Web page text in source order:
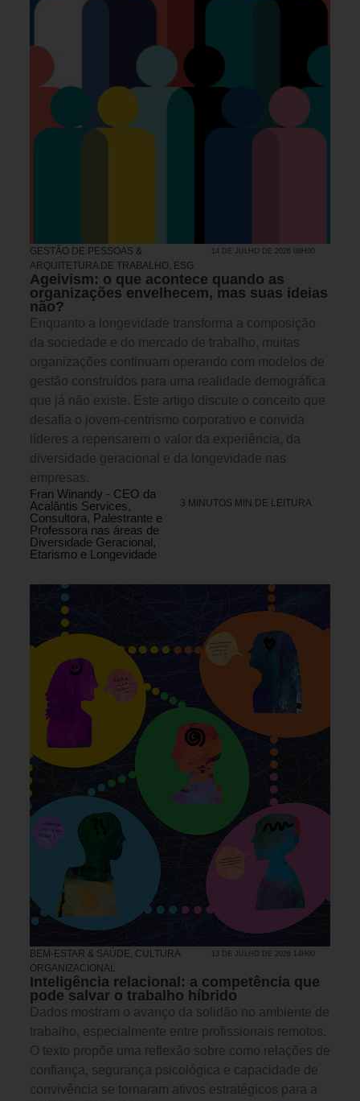
GESTÃO DE PESSOAS &
ARQUITETURA DE TRABALHO, ESG
14 DE JULHO DE 2026 08H00
Ageivism: o que acontece quando as
organizações envelhecem, mas suas ideias
não?
Enquanto a longevidade transforma a composição
da sociedade e do mercado de trabalho, muitas
organizações continuam operando com modelos de
gestão construídos para uma realidade demográfica
que já não existe. Este artigo discute o conceito que
desafia o jovem-centrismo corporativo e convida
líderes a repensarem o valor da experiência, da
diversidade geracional e da longevidade nas
empresas.
Fran Winandy - CEO da
Acalântis Services,
Consultora, Palestrante e
Professora nas áreas de
Diversidade Geracional,
Etarismo e Longevidade
3 MINUTOS MIN DE LEITURA
BEM-ESTAR & SAÚDE, CULTURA
ORGANIZACIONAL
13 DE JULHO DE 2026 14H00
Inteligência relacional: a competência que
pode salvar o trabalho híbrido
Dados mostram o avanço da solidão no ambiente de
trabalho, especialmente entre profissionais remotos.
O texto propõe uma reflexão sobre como relações de
confiança, segurança psicológica e capacidade de
convivência se tornaram ativos estratégicos para a